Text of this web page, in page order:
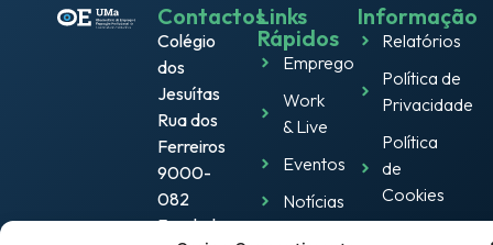
Contactos
Colégio
dos
Jesuítas
Rua dos
Ferreiros
9000-
082
Funchal –
Links
Rápidos
Emprego
Work
& Live
Eventos
Notícias
Empresas
Informação
Relatórios
Política de
Privacidade
Política
de
Cookies